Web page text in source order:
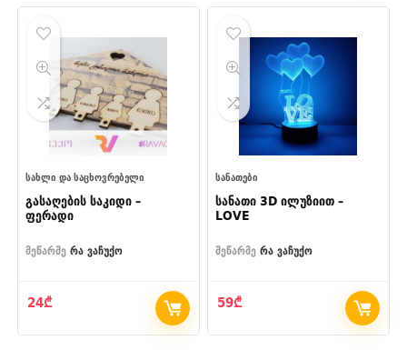
ᲡᲐᲮᲚᲘ ᲓᲐ ᲡᲐᲪᲮᲝᲕᲠᲔᲑᲔᲚᲘ
გასაღების საკიდი –
ფერადი
მეწარმე რა ვაჩუქო
24₾
ᲡᲐᲜᲐᲗᲔᲑᲘ
სანათი 3D ილუზიით –
LOVE
მეწარმე რა ვაჩუქო
59₾